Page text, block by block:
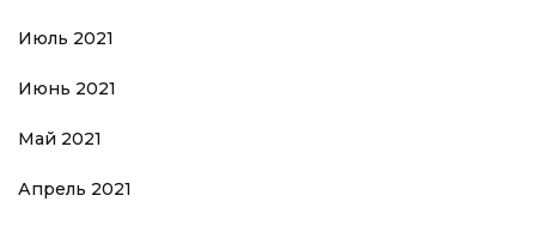
Июль 2021
Июнь 2021
Май 2021
Апрель 2021